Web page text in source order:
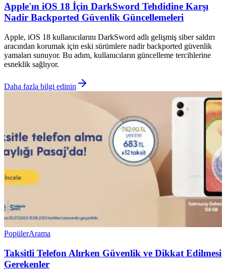
Apple'ın iOS 18 İçin DarkSword Tehdidine Karşı
Nadir Backported Güvenlik Güncellemeleri
Apple, iOS 18 kullanıcılarını DarkSword adlı gelişmiş siber saldırı
aracından korumak için eski sürümlere nadir backported güvenlik
yamaları sunuyor. Bu adım, kullanıcıların güncelleme tercihlerine
esneklik sağlıyor.
Daha fazla bilgi edinin
PopülerArama
Taksitli Telefon Alırken Güvenlik ve Dikkat Edilmesi
Gerekenler